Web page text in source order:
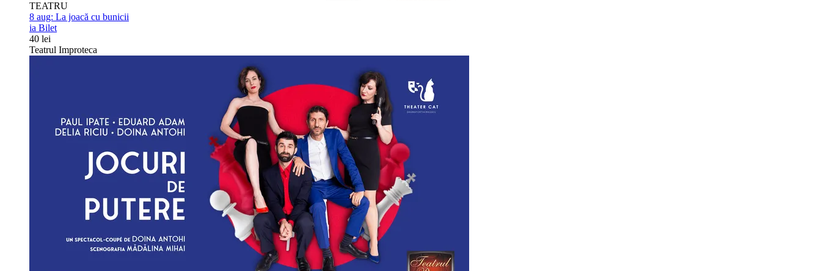
TEATRU
8 aug: La joacă cu bunicii
ia Bilet
40 lei
Teatrul Improteca